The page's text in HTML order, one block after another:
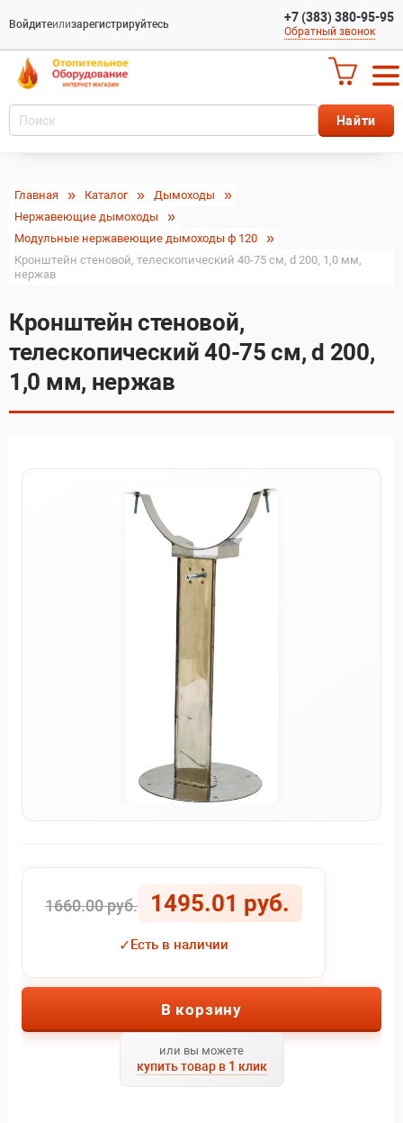
Войдитеилизарегистрируйтесь +7 (383) 380-95-95
Обратный звонок
Главная Каталог
Дымоходы
Нержавеющие дымоходы
Модульные нержавеющие дымоходы ф 120
Кронштейн стеновой, телескопический 40-75 см, d 200, 1,0 мм,
нержав
Кронштейн стеновой,
телескопический 40-75 см, d 200,
1,0 мм, нержав
1660.00 руб. 1495.01 руб.
✓Есть в наличии
В корзину
или вы можете
купить товар в 1 клик